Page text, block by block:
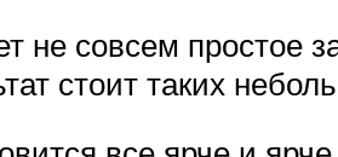
не совсем простое
стоит таких